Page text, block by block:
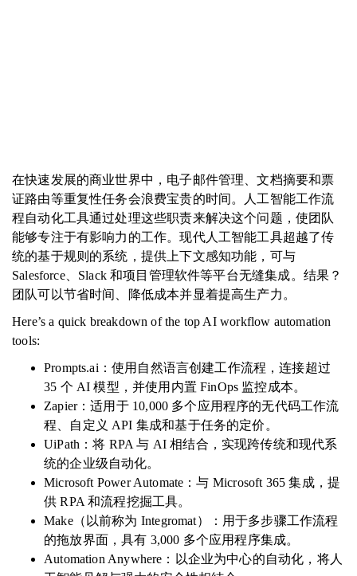
在快速发展的商业世界中，电子邮件管理、文档摘要和票
证路由等重复性任务会浪费宝贵的时间。人工智能工作流
程自动化工具通过处理这些职责来解决这个问题，使团队
能够专注于有影响力的工作。现代人工智能工具超越了传
统的基于规则的系统，提供上下文感知功能，可与
Salesforce、Slack 和项目管理软件等平台无缝集成。结果？
团队可以节省时间、降低成本并显着提高生产力。
Here’s a quick breakdown of the top AI workflow automation
tools:
Prompts.ai：使用自然语言创建工作流程，连接超过
35 个 AI 模型，并使用内置 FinOps 监控成本。
Zapier：适用于 10,000 多个应用程序的无代码工作流
程、自定义 API 集成和基于任务的定价。
UiPath：将 RPA 与 AI 相结合，实现跨传统和现代系
统的企业级自动化。
Microsoft Power Automate：与 Microsoft 365 集成，提
供 RPA 和流程挖掘工具。
Make（以前称为 Integromat）：用于多步骤工作流程
的拖放界面，具有 3,000 多个应用程序集成。
Automation Anywhere：以企业为中心的自动化，将人